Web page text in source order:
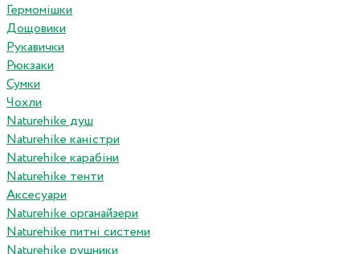
Гермомішки
Дощовики
Рукавички
Рюкзаки
Сумки
Чохли
Naturehike душ
Naturehike каністри
Naturehike карабіни
Naturehike тенти
Аксесуари
Naturehike органайзери
Naturehike питні системи